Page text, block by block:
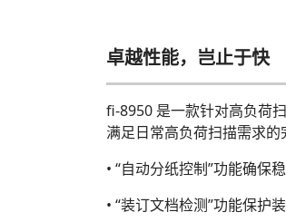
卓越性能，岂止于快
fi-8950 是一款针对高负荷
满足日常高负荷扫描需求
• “自动分纸控制”功能确保
• “装订文档检测”功能保护